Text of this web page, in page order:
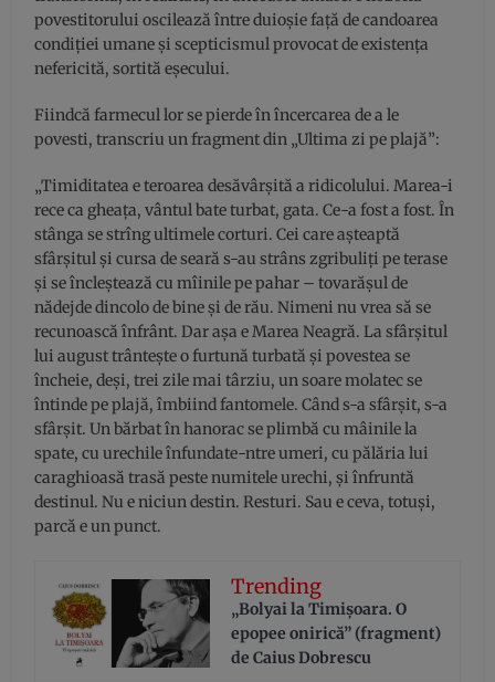
povestitorului oscilează între duioșie față de candoarea
condiției umane și scepticismul provocat de existența
nefericită, sortită eșecului.
Fiindcă farmecul lor se pierde în încercarea de a le
povesti, transcriu un fragment din „Ultima zi pe plajă”:
„Timiditatea e teroarea desăvârșită a ridicolului. Marea-i
rece ca gheața, vântul bate turbat, gata. Ce-a fost a fost. În
stânga se strîng ultimele corturi. Cei care așteaptă
sfârșitul și cursa de seară s-au strâns zgribuliți pe terase
și se încleștează cu mîinile pe pahar – tovarășul de
nădejde dincolo de bine și de rău. Nimeni nu vrea să se
recunoască înfrânt. Dar așa e Marea Neagră. La sfârșitul
lui august trântește o furtună turbată și povestea se
încheie, deși, trei zile mai târziu, un soare molatec se
întinde pe plajă, îmbiind fantomele. Când s-a sfârșit, s-a
sfârșit. Un bărbat în hanorac se plimbă cu mâinile la
spate, cu urechile înfundate-ntre umeri, cu pălăria lui
caraghioasă trasă peste numitele urechi, și înfruntă
destinul. Nu e niciun destin. Resturi. Sau e ceva, totuși,
parcă e un punct.
Trending
„Bolyai la Timișoara. O
epopee onirică” (fragment)
de Caius Dobrescu